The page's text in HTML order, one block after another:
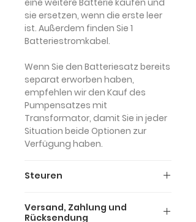
sie ersetzen, wenn die erste leer
ist. Außerdem finden Sie 1
Batteriestromkabel.
Wenn Sie den Batteriesatz bereits
separat erworben haben,
empfehlen wir den Kauf des
Pumpensatzes mit
Transformator, damit Sie in jeder
Situation beide Optionen zur
Verfügung haben.
Steuren
unsere Bruttopreise (inkl. 22 %
Versand, Zahlung und
Rücksendung